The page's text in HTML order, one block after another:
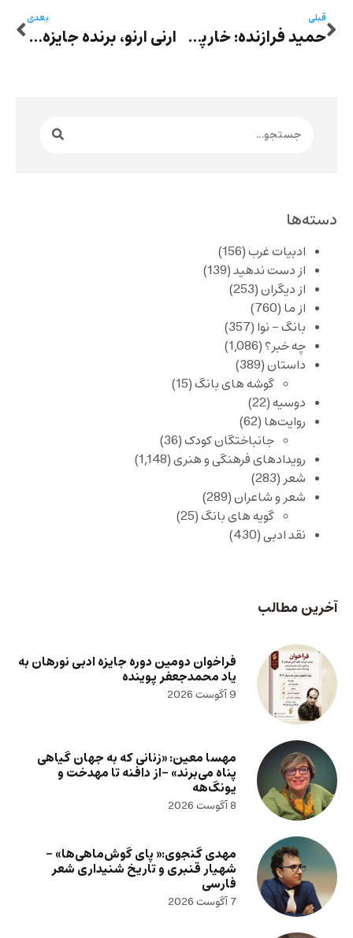
قبلی
حمید فرازنده: خارپشتی لای چرخ پریشیده زبان
بعدی
ارنی ارنو، برنده جایزه نوبل ادبیات: زنان ایرانی علیه کهنه ترین شکل قدرت مردانه قیام کرده‌اند
دسته‌ها
ادبیات غرب(156)
از دست ندهید(139)
از دیگران(253)
از ما (760)
بانگ – نوا (357)
چه خبر؟(1,086)
داستان(389)
گوشه های بانگ(15)
دوسیه(22)
روایت‌ها (62)
جانباختگان کودک(36)
رویدادهای فرهنگی و هنری(1,148)
شعر (283)
شعر و شاعران(289)
گویه های بانگ(25)
نقد ادبی(430)
آخرین مطالب
فراخوان دومین دوره جایزه ادبی نورهان به
یاد محمدجعفر پوینده
9 آگوست 2026
مهسا معین: «زنانی که به جهان گیاهی
پناه می‌برند» -از دافنه تا مهدخت و
یونگ‌هه
8 آگوست 2026
مهدی گنجوی:« پای گوش‌ماهی‌ها» –
شهیار قنبری و تاریخ شنیداری شعر
فارسی
7 آگوست 2026